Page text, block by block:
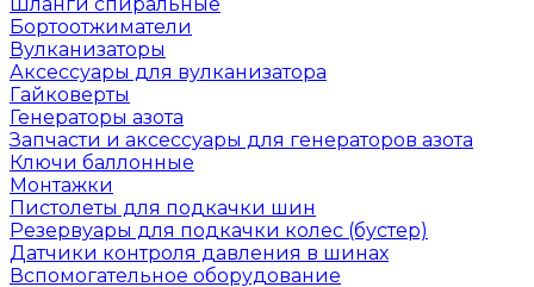
Бортоотжиматели
Вулканизаторы
Аксессуары для вулканизатора
Гайковерты
Генераторы азота
Запчасти и аксессуары для генераторов азота
Ключи баллонные
Монтажки
Пистолеты для подкачки шин
Резервуары для подкачки колес (бустер)
Датчики контроля давления в шинах
Вспомогательное оборудование